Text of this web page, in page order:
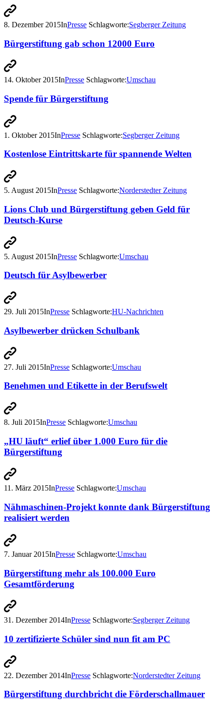
8. Dezember 2015InPresse Schlagworte:Segberger Zeitung
Bürgerstiftung gab schon 12000 Euro
14. Oktober 2015InPresse Schlagworte:Umschau
Spende für Bürgerstiftung
1. Oktober 2015InPresse Schlagworte:Segberger Zeitung
Kostenlose Eintrittskarte für spannende Welten
5. August 2015InPresse Schlagworte:Norderstedter Zeitung
Lions Club und Bürgerstiftung geben Geld für
Deutsch-Kurse
5. August 2015InPresse Schlagworte:Umschau
Deutsch für Asylbewerber
29. Juli 2015InPresse Schlagworte:HU-Nachrichten
Asylbewerber drücken Schulbank
27. Juli 2015InPresse Schlagworte:Umschau
Benehmen und Etikette in der Berufswelt
8. Juli 2015InPresse Schlagworte:Umschau
„HU läuft“ erlief über 1.000 Euro für die
Bürgerstiftung
11. März 2015InPresse Schlagworte:Umschau
Nähmaschinen-Projekt konnte dank Bürgerstiftung
realisiert werden
7. Januar 2015InPresse Schlagworte:Umschau
Bürgerstiftung mehr als 100.000 Euro
Gesamtförderung
31. Dezember 2014InPresse Schlagworte:Segberger Zeitung
10 zertifizierte Schüler sind nun fit am PC
22. Dezember 2014InPresse Schlagworte:Norderstedter Zeitung
Bürgerstiftung durchbricht die Förderschallmauer